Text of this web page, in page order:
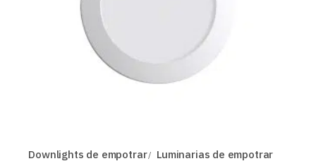
Downlights de empotrar Luminarias de empotrar